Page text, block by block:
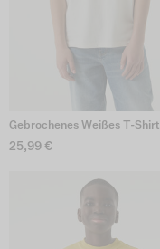
Gebrochenes Weißes T-Shirt
25,99 €